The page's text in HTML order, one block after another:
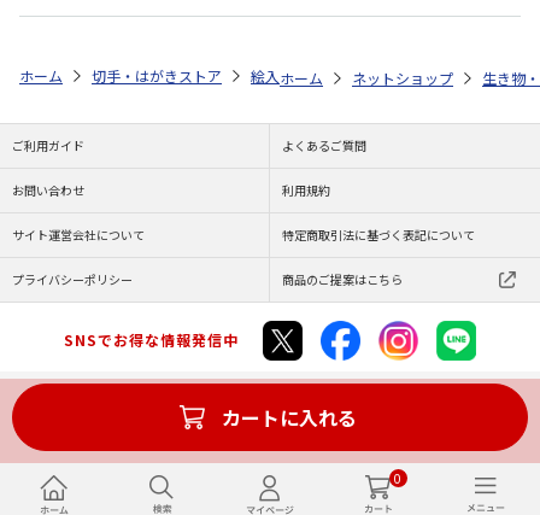
0
カートに入れる
ホーム 切手・はがきストア 絵入りはがき 夏限定 絵入りはがき
ホーム ネットショップ 生き物
ご利用ガイド よくあるご質問
お問い合わせ 利用規約
サイト運営会社について 特定商取引法に基づく表記について
プライバシーポリシー 商品のご提案はこちら
SNSでお得な情報発信中